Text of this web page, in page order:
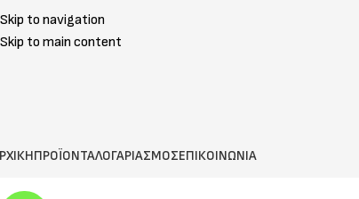
Skip to navigation
Skip to main content
ΠΡΟΪΟΝΤΑΛΟΓΑΡΙΑΣΜΟΣΕΠΙΚΟΙΝΩΝΙΑ